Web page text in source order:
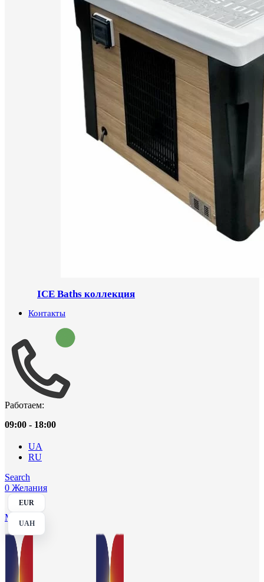
ICE Baths коллекция
Контакты
Работаем:
09:00 - 18:00
UA
RU
Search
0 Желания
EUR
UAH
Menu